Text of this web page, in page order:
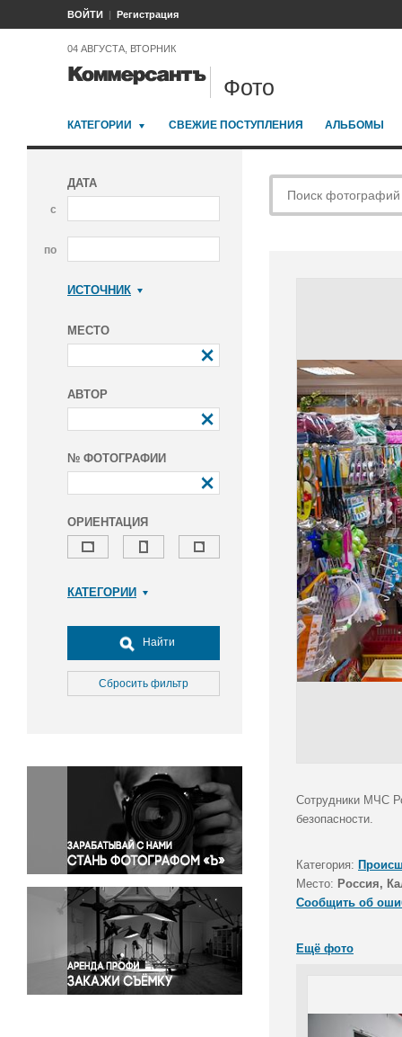
ВОЙТИ Регистрация
04 АВГУСТА, ВТОРНИК
Фото
КАТЕГОРИИ СВЕЖИЕ ПОСТУПЛЕНИЯ АЛЬБОМЫ
ДАТА
с
по
ИСТОЧНИК
МЕСТО
АВТОР
№ ФОТОГРАФИИ
ОРИЕНТАЦИЯ
КАТЕГОРИИ
Досуг, туризм и отдых
Культура
Медицина
Окружающая среда
Политика
Правосудие
Происшествия и конфликты
Религия
Светская жизнь
Спорт
Экология
Экономика и бизнес
Найти
Сбросить фильтр
Сотрудники МЧС
безопасности.
Категория:
Место: Россия,
Сообщить об
Ещё фото